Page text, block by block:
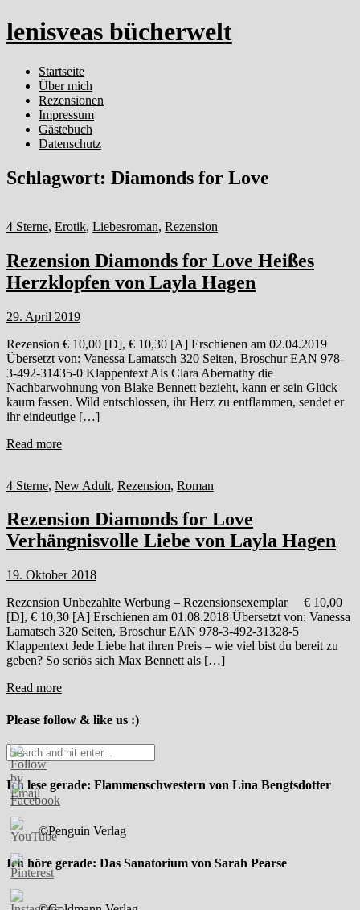
lenisveas bücherwelt
Startseite
Über mich
Rezensionen
Impressum
Gästebuch
Datenschutz
Schlagwort: Diamonds for Love
4 Sterne, Erotik, Liebesroman, Rezension
Rezension Diamonds for Love Heißes
Herzklopfen von Layla Hagen
29. April 2019
Rezension € 10,00 [D], € 10,30 [A] Erschienen am 02.04.2019
Übersetzt von: Vanessa Lamatsch 320 Seiten, Broschur EAN 978-
3-492-31435-0 Klappentext Als Clara Abernathy die
Nachbarwohnung von Blake Bennett bezieht, kann er sein Glück
kaum fassen. Wild entschlossen, ihr Herz zu entflammen, sendet er
ihr eindeutige […]
Read more
4 Sterne, New Adult, Rezension, Roman
Rezension Diamonds for Love
Verhängnisvolle Liebe von Layla Hagen
19. Oktober 2018
Rezension Unbezahlte Werbung – Rezensionsexemplar € 10,00
[D], € 10,30 [A] Erschienen am 01.08.2018 Übersetzt von: Vanessa
Lamatsch 320 Seiten, Broschur EAN 978-3-492-31328-5
Klappentext Jede Liebe hat ihren Preis – wie viel bist du bereit zu
geben? So seriös sich Max Bennett als […]
Read more
Please follow & like us :)
Ich lese gerade: Flammenschwestern von Lina Bengtsdotter
©Penguin Verlag
Ich höre gerade: Das Sanatorium von Sarah Pearse